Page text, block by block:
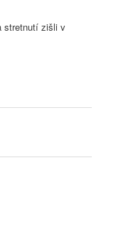
stretnutí zišli v